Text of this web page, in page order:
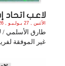
لاعـب اتحاد
الأثنين , 27 يـولـيـو , 2026 الساعة 12:06:52 AM
طارق الأسلمي /
غير الموفقة